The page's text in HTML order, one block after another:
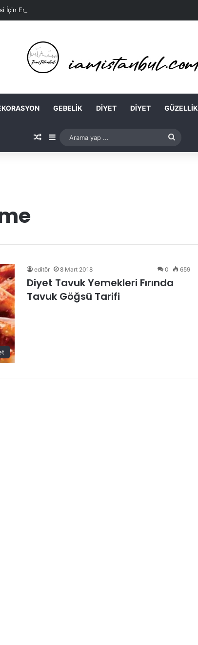
İçin En Kolay Ev Maskeleri Nelerdir?
GEBELIK DIYET DIYET GÜZELLIK
Rastgele Makale
Kenar Bölmesi
Arama
yap
editör 8 Mart 2018 0 659
Diyet Tavuk Yemekleri Fırında
Tavuk Göğsü Tarifi